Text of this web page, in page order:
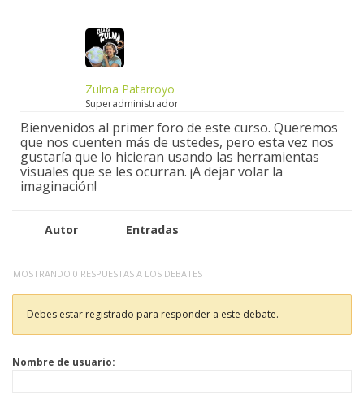
Zulma Patarroyo
Superadministrador
Bienvenidos al primer foro de este curso. Queremos
que nos cuenten más de ustedes, pero esta vez nos
gustaría que lo hicieran usando las herramientas
visuales que se les ocurran. ¡A dejar volar la
imaginación!
Autor Entradas
MOSTRANDO 0 RESPUESTAS A LOS DEBATES
Debes estar registrado para responder a este debate.
Nombre de usuario: